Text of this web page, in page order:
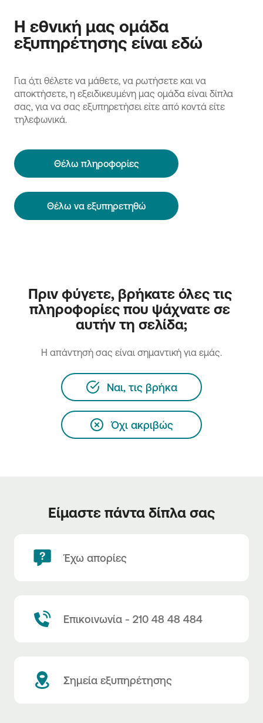
Η εθνική μας ομάδα
εξυπηρέτησης είναι εδώ
Για ό,τι θέλετε να μάθετε, να ρωτήσετε και να
αποκτήσετε, η εξειδικευμένη μας ομάδα είναι δίπλα
σας, για να σας εξυπηρετήσει είτε από κοντά είτε
τηλεφωνικά.
Θέλω πληροφορίες
Θέλω να εξυπηρετηθώ
Πριν φύγετε, βρήκατε όλες τις
πληροφορίες που ψάχνατε σε
αυτήν τη σελίδα;
H απάντησή σας είναι σημαντική για εμάς.
Ναι, τις βρήκα
Όχι ακριβώς
Είμαστε πάντα δίπλα σας
Έχω απορίες
Επικοινωνία - 210 48 48 484
Σημεία εξυπηρέτησης